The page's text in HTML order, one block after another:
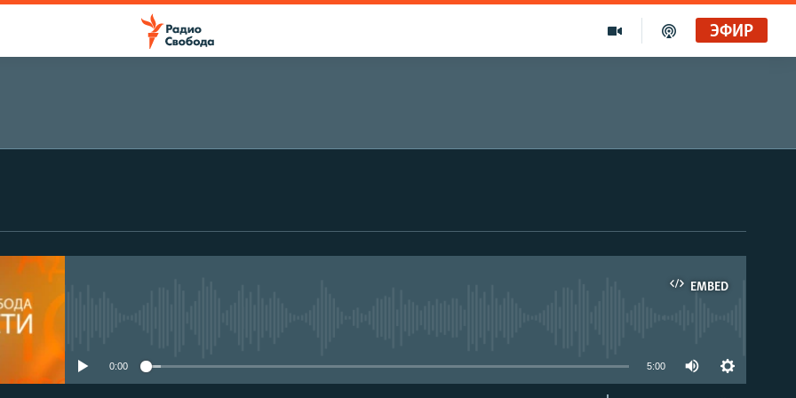
ЭФИР
EMBED
0:00 5:00